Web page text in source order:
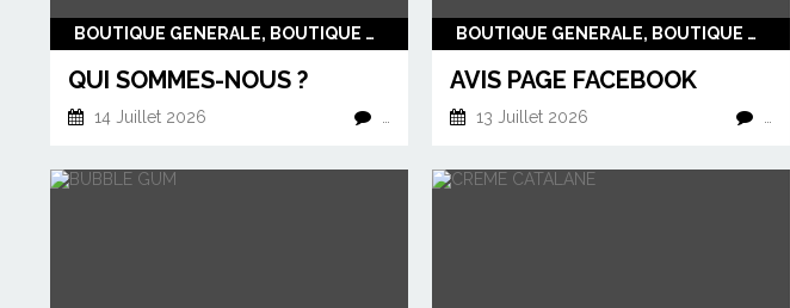
BOUTIQUE GENERALE, BOUTIQUE CAVALIERS KING CHARLES
QUI SOMMES-NOUS ?
14 Juillet 2026
BOUTIQUE GENERALE, BOUTIQUE CAVALIERS KING CHARLES
AVIS PAGE FACEBOOK
13 Juillet 2026